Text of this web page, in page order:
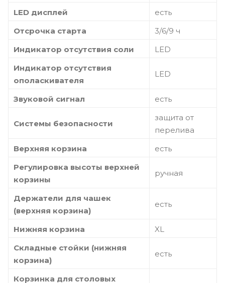
LED дисплей
есть
Отсрочка старта
3/6/9 ч
Индикатор отсутствия соли
LED
Индикатор отсутствия
ополаскивателя
LED
Звуковой сигнал есть
Системы безопасности
защита от
перелива
Верхняя корзина
есть
Регулировка высоты верхней
корзины
ручная
Держатели для чашек
(верхняя корзина)
есть
Нижняя корзина
XL
Складные стойки (нижняя
корзина)
есть
Корзинка для столовых